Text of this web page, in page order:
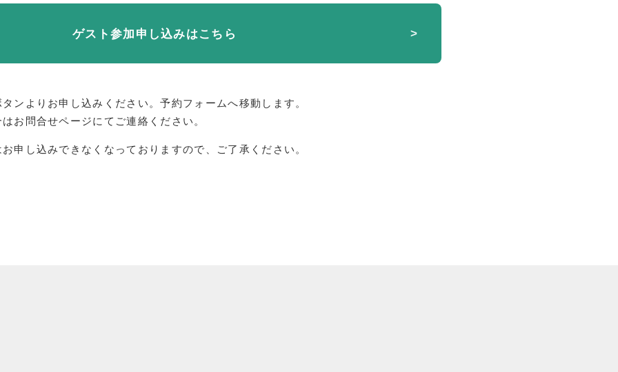
ゲスト参加申し込みはこちら
ンよりお申し込みください。予約フォームへ移動します。
お問合せページにてご連絡ください。
申し込みできなくなっておりますので、ご了承ください。